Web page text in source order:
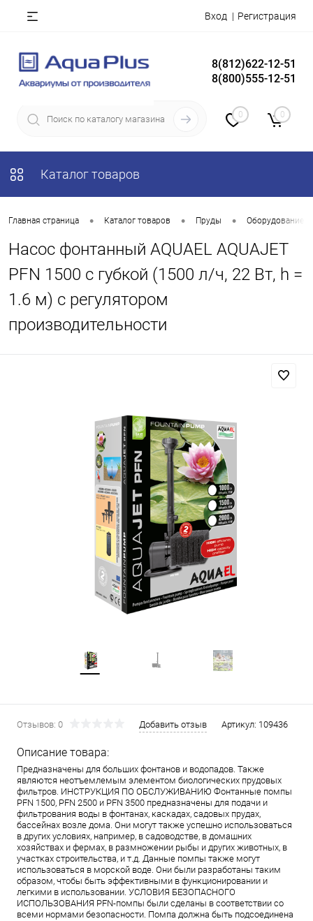
Вход Регистрация
8(812)622-12-51
8(800)555-12-51
0 0
Каталог товаров
Главная страница • Каталог товаров • Пруды • Оборудование
Насос фонтанный AQUAEL AQUAJET
PFN 1500 с губкой (1500 л/ч, 22 Вт, h =
1.6 м) с регулятором
производительности
Отзывов: 0 Добавить отзыв Артикул: 109436
Описание товара:
Предназначены для больших фонтанов и водопадов. Также
являются неотъемлемым элементом биологических прудовых
фильтров. ИНСТРУКЦИЯ ПО ОБСЛУЖИВАНИЮ Фонтанные помпы
PFN 1500, PFN 2500 и PFN 3500 предназначены для подачи и
фильтрования воды в фонтанах, каскадах, садовых прудах,
бассейнах возле дома. Они могут также успешно использоваться
в других условиях, например, в садоводстве, в домашних
хозяйствах и фермах, в размножении рыбы и других животных, в
участках строительства, и т.д. Данные помпы также могут
использоваться в морской воде. Они были разработаны таким
образом, чтобы быть эффективными в функционировании и
легкими в использовании. УСЛОВИЯ БЕЗОПАСНОГО
ИСПОЛЬЗОВАНИЯ PFN-помпы были сделаны в соответствии со
всеми нормами безопасности. Помпа должна быть подсоединена